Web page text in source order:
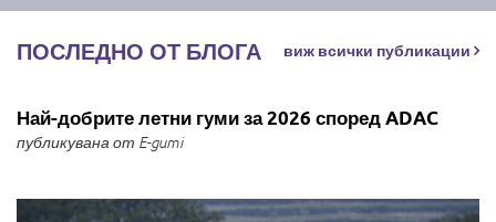
ПОСЛЕДНО ОТ БЛОГА виж всички публикации
Най-добрите летни гуми за 2026 според ADAC
публикувана от E-gumi